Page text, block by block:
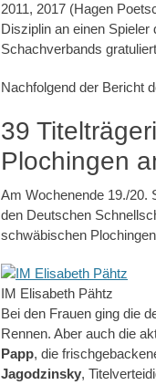
2011, 2017 (Hagen
Disziplin an einen
Schachverbands
Nachfolgend der Bericht
39
Plochingen
Am Wochenende 19./20.
den Deutschen
schwäbischen
IM Elisabeth Pähtz
Bei den Frauen ging die
Rennen. Aber auch die
Papp, die
Jagodzinsky,